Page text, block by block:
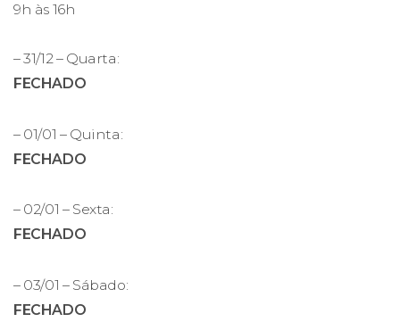
9h às 16h
– 31/12 – Quarta:
FECHADO
– 01/01 – Quinta:
FECHADO
– 02/01 – Sexta:
FECHADO
– 03/01 – Sábado:
FECHADO